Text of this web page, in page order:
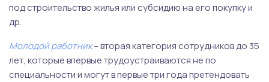
под строительство жилья или субсидию на его покупку и
др.
Молодой работник– вторая категория сотрудников до 35
лет, которые впервые трудоустраиваются не по
специальности и могут в первые три года претендовать